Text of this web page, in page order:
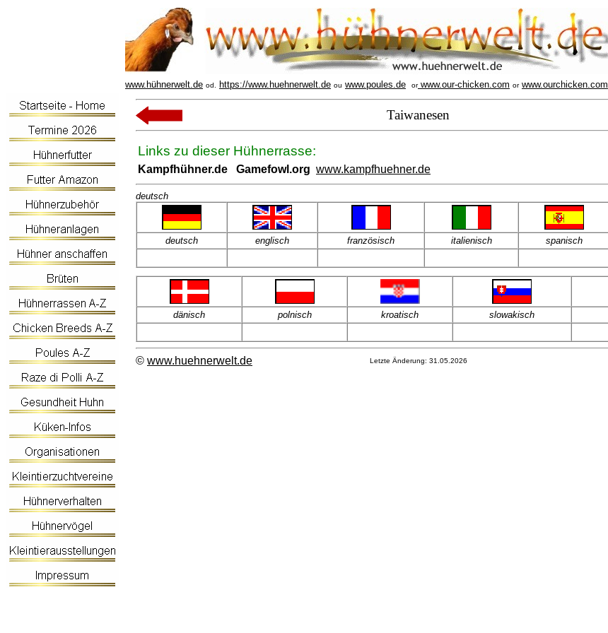
www.hühnerwelt.de od. https://www.huehnerwelt.de ou www.poules.de orwww.our-chicken.com or www.ourchicken.com
Taiwanesen
Links zu dieser Hühnerrasse:
Kampfhühner.de Gamefowl.org www.kampfhuehner.de
deutsch
deutsch englisch französisch italienisch spanisch
dänisch polnisch kroatisch slowakisch
© www.huehnerwelt.de Letzte Änderung: 31.05.2026